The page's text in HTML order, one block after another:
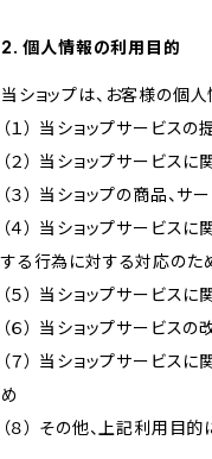
2. 個人情報の利用目的
当ショップは、お客様の個
（１） 当ショップサービスの
（２） 当ショップサービス
（３） 当ショップの商品、
（４） 当ショップサービス
する行為に対する対応のた
（５） 当ショップサービス
（６） 当ショップサービス
（７） 当ショップサービス
め
（８） その他、上記利用目